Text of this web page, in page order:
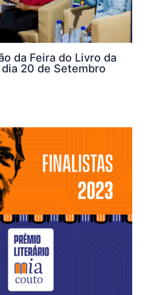
da Feira do Livro da
20 de Setembro